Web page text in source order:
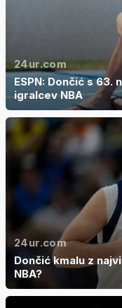
24ur.com
ESPN: Dončić s 63.
igralcev NBA
24ur.com
Dončić kmalu z
NBA?